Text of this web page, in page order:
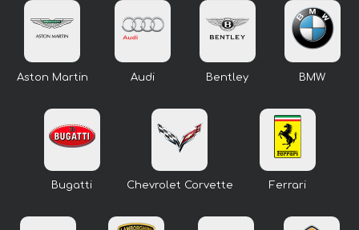
Aston Martin Audi Bentley BMW
Bugatti Chevrolet Corvette Ferrari